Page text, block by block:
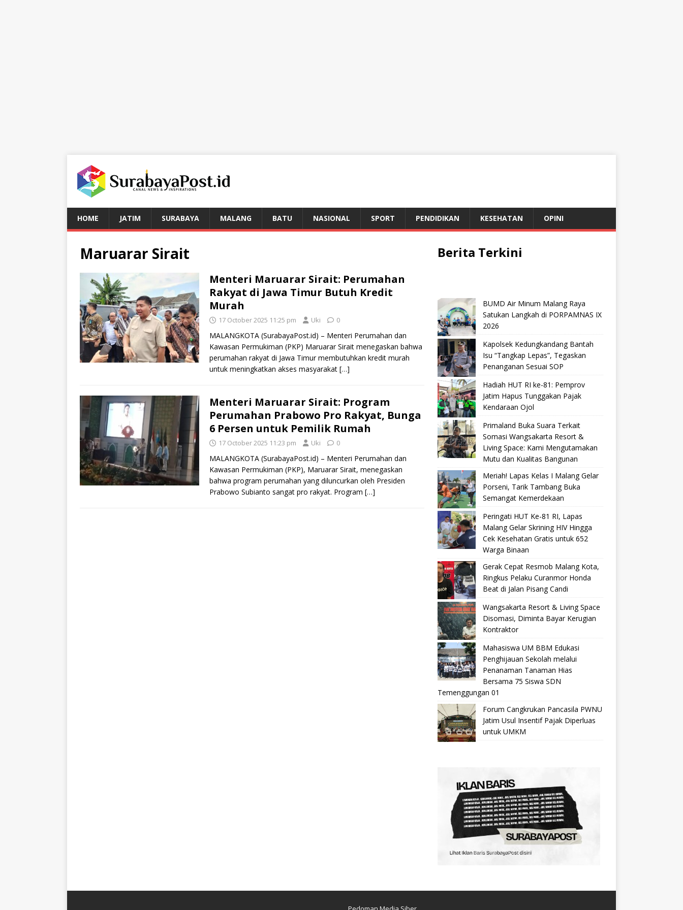
HOME JATIM SURABAYA MALANG BATU NASIONAL SPORT PENDIDIKAN KESEHATAN OPINI
Maruarar Sirait
Menteri Maruarar Sirait: Perumahan
Rakyat di Jawa Timur Butuh Kredit
Murah
17 October 2025 11:25 pm Uki 0
MALANGKOTA (SurabayaPost.id) – Menteri Perumahan dan
Kawasan Permukiman (PKP) Maruarar Sirait menegaskan bahwa
perumahan rakyat di Jawa Timur membutuhkan kredit murah
untuk meningkatkan akses masyarakat […]
Menteri Maruarar Sirait: Program
Perumahan Prabowo Pro Rakyat, Bunga
6 Persen untuk Pemilik Rumah
17 October 2025 11:23 pm Uki 0
MALANGKOTA (SurabayaPost.id) – Menteri Perumahan dan
Kawasan Permukiman (PKP), Maruarar Sirait, menegaskan
bahwa program perumahan yang diluncurkan oleh Presiden
Prabowo Subianto sangat pro rakyat. Program […]
Berita Terkini
BUMD Air Minum Malang Raya
Satukan Langkah di PORPAMNAS IX
2026
Kapolsek Kedungkandang Bantah
Isu “Tangkap Lepas”, Tegaskan
Penanganan Sesuai SOP
Hadiah HUT RI ke-81: Pemprov
Jatim Hapus Tunggakan Pajak
Kendaraan Ojol
Primaland Buka Suara Terkait
Somasi Wangsakarta Resort &
Living Space: Kami Mengutamakan
Mutu dan Kualitas Bangunan
Meriah! Lapas Kelas I Malang Gelar
Porseni, Tarik Tambang Buka
Semangat Kemerdekaan
Peringati HUT Ke-81 RI, Lapas
Malang Gelar Skrining HIV Hingga
Cek Kesehatan Gratis untuk 652
Warga Binaan
Gerak Cepat Resmob Malang Kota,
Ringkus Pelaku Curanmor Honda
Beat di Jalan Pisang Candi
Wangsakarta Resort & Living Space
Disomasi, Diminta Bayar Kerugian
Kontraktor
Mahasiswa UM BBM Edukasi
Penghijauan Sekolah melalui
Penanaman Tanaman Hias
Bersama 75 Siswa SDN
Temenggungan 01
Forum Cangkrukan Pancasila PWNU
Jatim Usul Insentif Pajak Diperluas
untuk UMKM